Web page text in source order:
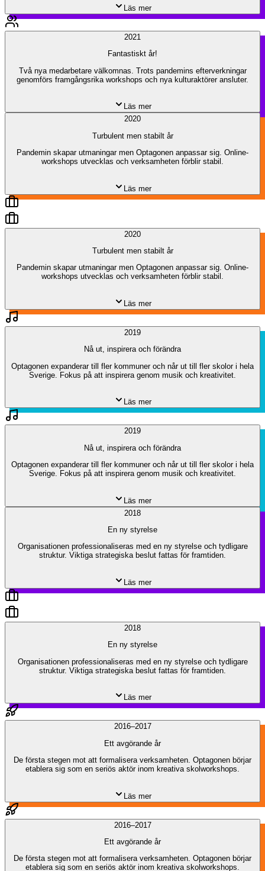
Läs mer
2021
Fantastiskt år!
Två nya medarbetare välkomnas. Trots pandemins efterverkningar
genomförs framgångsrika workshops och nya kulturaktörer ansluter.
Läs mer
2020
Turbulent men stabilt år
Pandemin skapar utmaningar men Optagonen anpassar sig. Online-
workshops utvecklas och verksamheten förblir stabil.
Läs mer
2020
Turbulent men stabilt år
Pandemin skapar utmaningar men Optagonen anpassar sig. Online-
workshops utvecklas och verksamheten förblir stabil.
Läs mer
2019
Nå ut, inspirera och förändra
Optagonen expanderar till fler kommuner och når ut till fler skolor i hela
Sverige. Fokus på att inspirera genom musik och kreativitet.
Läs mer
2019
Nå ut, inspirera och förändra
Optagonen expanderar till fler kommuner och når ut till fler skolor i hela
Sverige. Fokus på att inspirera genom musik och kreativitet.
Läs mer
2018
En ny styrelse
Organisationen professionaliseras med en ny styrelse och tydligare
struktur. Viktiga strategiska beslut fattas för framtiden.
Läs mer
2018
En ny styrelse
Organisationen professionaliseras med en ny styrelse och tydligare
struktur. Viktiga strategiska beslut fattas för framtiden.
Läs mer
2016–2017
Ett avgörande år
De första stegen mot att formalisera verksamheten. Optagonen börjar
etablera sig som en seriös aktör inom kreativa skolworkshops.
Läs mer
2016–2017
Ett avgörande år
De första stegen mot att formalisera verksamheten. Optagonen börjar
etablera sig som en seriös aktör inom kreativa skolworkshops.